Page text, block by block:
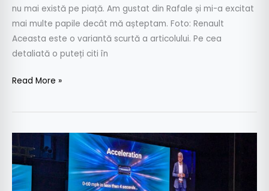
nu mai există pe piață. Am gustat din Rafale și mi-a excitat
mai multe papile decât mă așteptam. Foto: Renault
Aceasta este o variantă scurtă a articolului. Pe cea
detaliată o puteți citi în
Read More »
Wagoneer
S,
al
doilea